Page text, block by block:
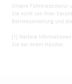
Unsere
Sie nicht von Ihrer
Betriebsanleitung und
[1] Weitere
Sie bei Ihrem Händler.